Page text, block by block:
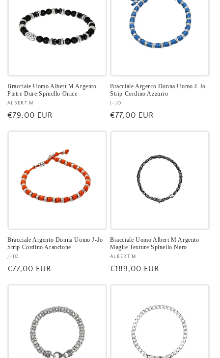
Bracciale Uomo Albert M Argento
Pietre Dure Spinello Onice
Fornitore:
ALBERT M
Prezzo
€79,00 EUR
Bracciale Argento Donna Uomo J-Jo
Strip Cordino Azzurro
Fornitore:
J-JO
Prezzo
€77,00 EUR
Bracciale Argento Donna Uomo J-Jo
Strip Cordino Arancione
Fornitore:
J-JO
Prezzo
€77,00 EUR
Bracciale Uomo Albert M Argento
Maglie Texture Spinello Nero
Fornitore:
ALBERT M
Prezzo
€189,00 EUR